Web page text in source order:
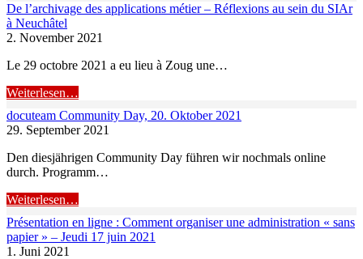
De l’archivage des applications métier – Réflexions au sein du SIAr
à Neuchâtel
2. November 2021
Le 29 octobre 2021 a eu lieu à Zoug une…
Weiterlesen…
docuteam Community Day, 20. Oktober 2021
29. September 2021
Den diesjährigen Community Day führen wir nochmals online
durch. Programm…
Weiterlesen…
Présentation en ligne : Comment organiser une administration « sans
papier » – Jeudi 17 juin 2021
1. Juni 2021